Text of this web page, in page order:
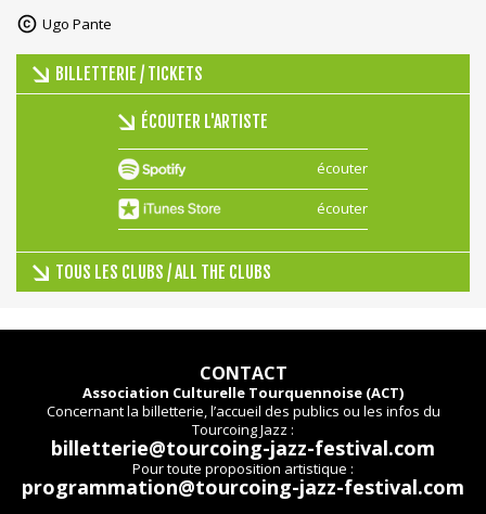
Ugo Pante
BILLETTERIE / TICKETS
ÉCOUTER L'ARTISTE
écouter
écouter
TOUS LES CLUBS / ALL THE CLUBS
CONTACT
Association Culturelle Tourquennoise (ACT)
Concernant la billetterie, l’accueil des publics ou les infos du
Tourcoing Jazz :
billetterie@tourcoing-jazz-festival.com
Pour toute proposition artistique :
programmation@tourcoing-jazz-festival.com